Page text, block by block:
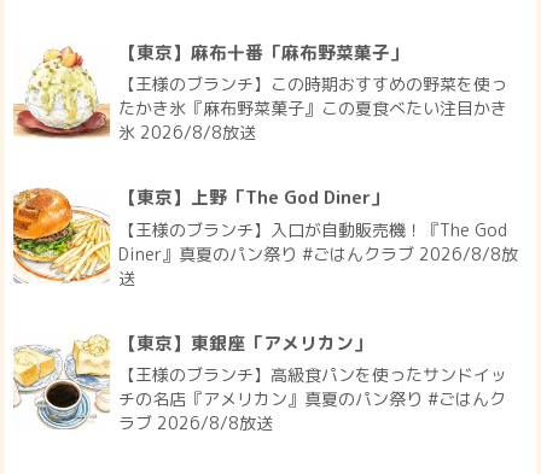
【東京】麻布十番「麻布野菜菓子」
【王様のブランチ】この時期おすすめの野菜を使っ
たかき氷『麻布野菜菓子』この夏食べたい注目かき
氷 2026/8/8放送
【東京】上野「The God Diner」
【王様のブランチ】入口が自動販売機！『The God
Diner』真夏のパン祭り #ごはんクラブ 2026/8/8放
送
【東京】東銀座「アメリカン」
【王様のブランチ】高級食パンを使ったサンドイッ
チの名店『アメリカン』真夏のパン祭り #ごはんク
ラブ 2026/8/8放送